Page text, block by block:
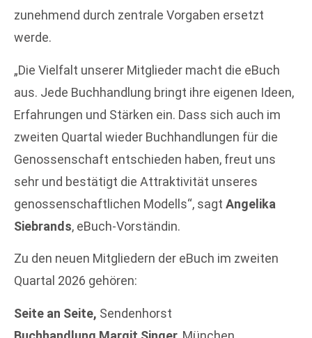
zunehmend durch zentrale Vorgaben ersetzt
werde.
„Die Vielfalt unserer Mitglieder macht die eBuch
aus. Jede Buchhandlung bringt ihre eigenen Ideen,
Erfahrungen und Stärken ein. Dass sich auch im
zweiten Quartal wieder Buchhandlungen für die
Genossenschaft entschieden haben, freut uns
sehr und bestätigt die Attraktivität unseres
genossenschaftlichen Modells“, sagt Angelika
Siebrands, eBuch-Vorständin.
Zu den neuen Mitgliedern der eBuch im zweiten
Quartal 2026 gehören:
Seite an Seite, Sendenhorst